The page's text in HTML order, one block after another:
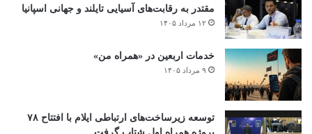
مقتدر به رقابت‌های آسیایی تایلند و جهانی اسپانیا
۱۲ مرداد ۱۴۰۵
خدمات اربعین در «همراه من»
۹ مرداد ۱۴۰۵
توسعه زیرساخت‌های ارتباطی ایلام با افتتاح ۷۸